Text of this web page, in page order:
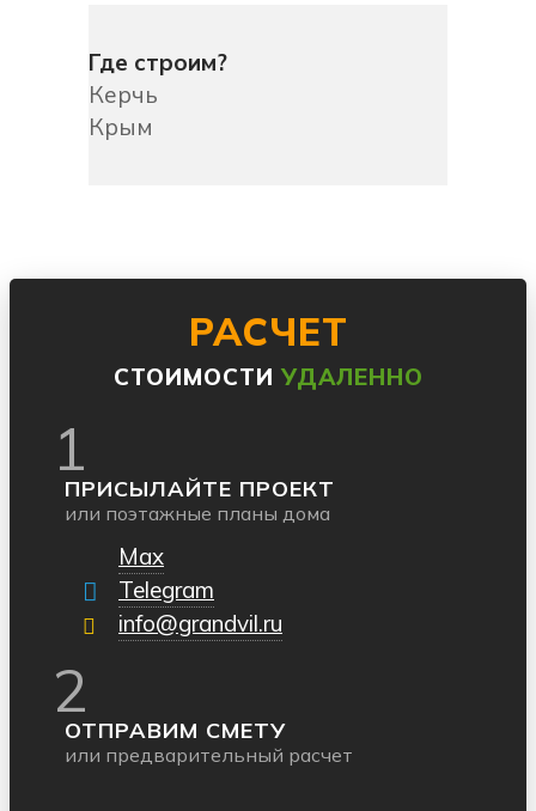
Где строим?
Керчь
Крым
РАСЧЕТ
СТОИМОСТИ УДАЛЕННО
1
ПРИСЫЛАЙТЕ ПРОЕКТ
или поэтажные планы дома
Max
Telegram
info@grandvil.ru
2
ОТПРАВИМ СМЕТУ
или предварительный расчет